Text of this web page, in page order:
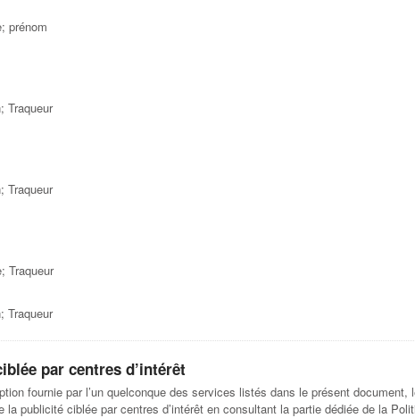
prénom
Traqueur
Traqueur
Traqueur
Traqueur
par centres d’intérêt
fournie par l’un quelconque des services listés dans le présent
publicité ciblée par centres d’intérêt en consultant la partie dédiée de la